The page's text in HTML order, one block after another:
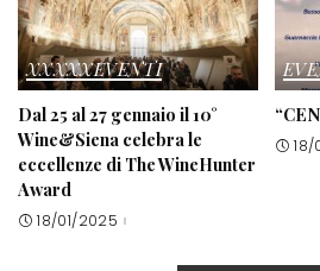
XXXXXEVENTI
Dal 25 al 27 gennaio il 10°
Wine&Siena celebra le
eccellenze di The WineHunter
Award
18/01/2025
18/